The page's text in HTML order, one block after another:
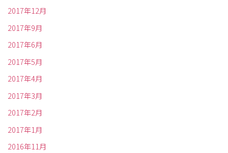
2017年12月
2017年9月
2017年6月
2017年5月
2017年4月
2017年3月
2017年2月
2017年1月
2016年11月